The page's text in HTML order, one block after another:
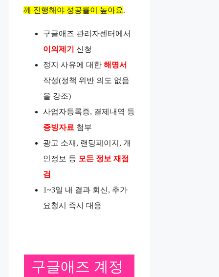
께 진행해야 성공률이 높아요.
구글애즈 관리자센터에서
이의제기
신청
정지 사유에 대한 해명서
작성(정책 위반 의도 없음
을 강조)
사업자등록증, 결제내역 등
증빙자료 첨부
광고 소재, 랜딩페이지, 개
인정보 등 모든 정보 재점
검
1~3일 내 결과 회신, 추가
요청시 즉시 대응
구글애즈 계정